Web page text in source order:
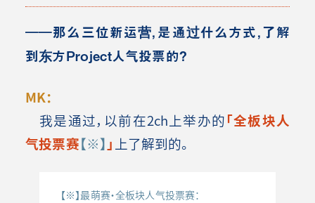
――那么三位新运营，是通过什么方式，了解
到东方Project人气投票的？
MK：
我是通过，以前在2ch上举办的「全板块人
气投票赛【※】 」 上了解到的。
【※】最萌赛・全板块人气投票赛：